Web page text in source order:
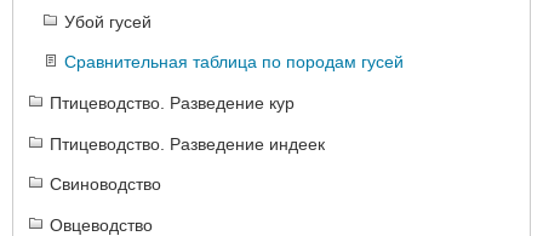
Убой гусей
Сравнительная таблица по породам гусей
Птицеводство. Разведение кур
Птицеводство. Разведение индеек
Свиноводство
Овцеводство